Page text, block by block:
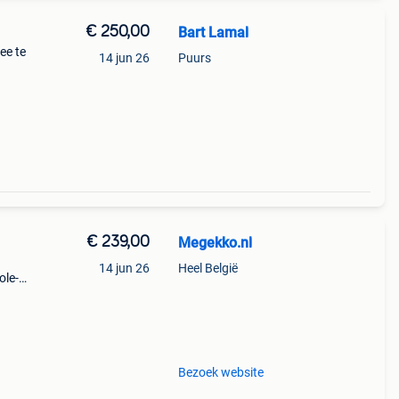
te
€ 250,00
14 jun 26
Bart Lamal
Puurs
€ 239,00
14 jun 26
Megekko.nl
Heel België
Bezoek website